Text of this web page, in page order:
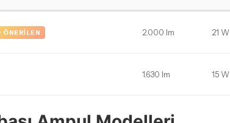
ÖNERILEN 2.000 lm 21 W
1.630 lm 15 W